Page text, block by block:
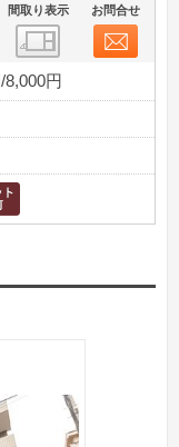
間取り表示 お問合せ
8,000円